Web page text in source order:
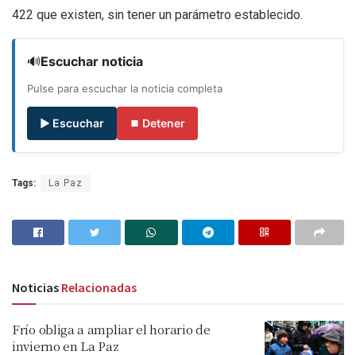
422 que existen, sin tener un parámetro establecido.
🔊Escuchar noticia
Pulse para escuchar la noticia completa
▶ Escuchar ⏹ Detener
Tags: La Paz
Noticias Relacionadas
Frío obliga a ampliar el horario de
invierno en La Paz